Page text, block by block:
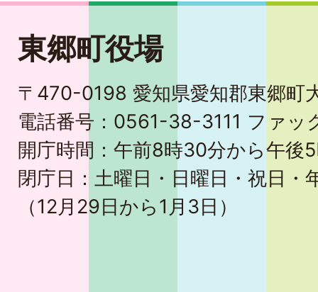
東郷町役場
〒470-0198 愛知県愛知郡東郷町
電話番号：0561-38-3111 ファ
開庁時間：午前8時30分から午後
閉庁日：土曜日・日曜日・祝日・
（12月29日から1月3日）